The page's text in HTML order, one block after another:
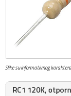
Slike su informativnog
RC1 120K,